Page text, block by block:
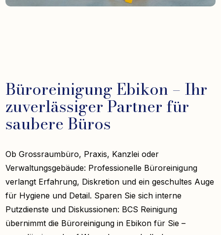
Büroreinigung Ebikon – Ihr
zuverlässiger Partner für
saubere Büros
Ob Grossraumbüro, Praxis, Kanzlei oder
Verwaltungsgebäude: Professionelle Büroreinigung
verlangt Erfahrung, Diskretion und ein geschultes Auge
für Hygiene und Detail. Sparen Sie sich interne
Putzdienste und Diskussionen: BCS Reinigung
übernimmt die Büroreinigung in Ebikon für Sie –